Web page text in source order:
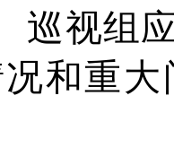
巡视组
和重